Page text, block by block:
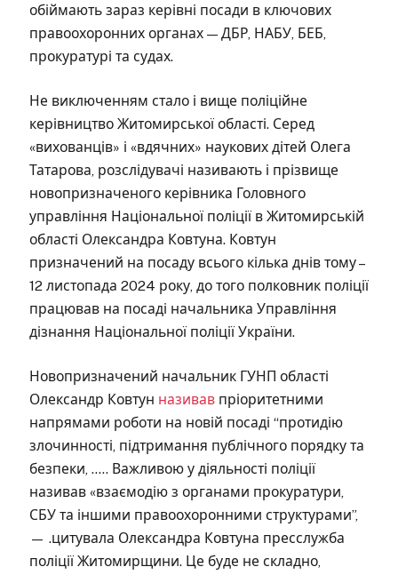
обіймають зараз керівні посади в ключових
правоохоронних органах — ДБР, НАБУ, БЕБ,
прокуратурі та судах.
Не виключенням стало і вище поліційне
керівництво Житомирської області. Серед
«вихованців» і «вдячних» наукових дітей Олега
Татарова, розслідувачі називають і прізвище
новопризначеного керівника Головного
управління Національної поліції в Житомирській
області Олександра Ковтуна. Ковтун
призначений на посаду всього кілька днів тому –
12 листопада 2024 року, до того полковник поліції
працював на посаді начальника Управління
дізнання Національної поліції України.
Новопризначений начальник ГУНП області
Олександр Ковтун називав пріоритетними
напрямами роботи на новій посаді “протидію
злочинності, підтримання публічного порядку та
безпеки, ….. Важливою у діяльності поліції
називав «взаємодію з органами прокуратури,
СБУ та іншими правоохоронними структурами”,
— .цитувала Олександра Ковтуна пресслужба
поліції Житомирщини. Це буде не складно,